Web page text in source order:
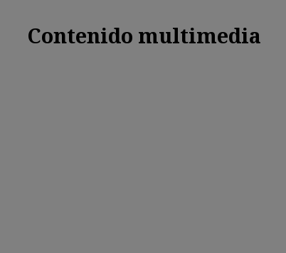
Contenido multimedia